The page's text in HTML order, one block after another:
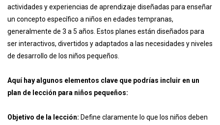
actividades y experiencias de aprendizaje diseñadas para enseñar
un concepto específico a niños en edades tempranas,
generalmente de 3 a 5 años. Estos planes están diseñados para
ser interactivos, divertidos y adaptados a las necesidades y niveles
de desarrollo de los niños pequeños.
Aquí hay algunos elementos clave que podrías incluir en un
plan de lección para niños pequeños:
Objetivo de la lección: Define claramente lo que los niños deben